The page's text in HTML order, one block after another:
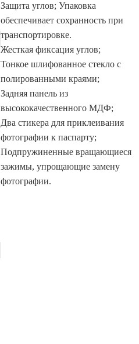
Защита углов; Упаковка
обеспечивает сохранность при
транспортировке.
Жесткая фиксация углов;
Тонкое шлифованное стекло с
полированными краями;
Задняя панель из
высококачественного МДФ;
Два стикера для приклеивания
фотографии к паспарту;
Подпружиненные вращающиеся
зажимы, упрощающие замену
фотографии.